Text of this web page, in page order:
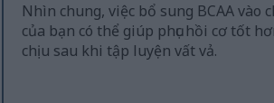
Nhìn chung, việc bổ sung BCAA vào
của bạn có thể giúp phục hồi cơ tốt
chịu sau khi tập luyện vất vả.